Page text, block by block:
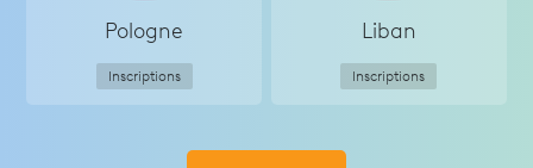
Pologne
Inscriptions
Liban
Inscriptions